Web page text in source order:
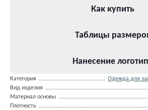
Как купить
Таблицы
Нанесение
Категория
Одежда для
Вид изделия
Материал основы
Плотность